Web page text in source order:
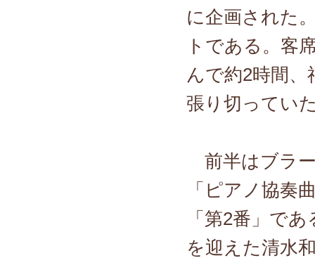
に企画された
トである。客
んで約2時間
張り切ってい
前半はブラ
「ピアノ協奏
「第2番」で
を迎えた清水